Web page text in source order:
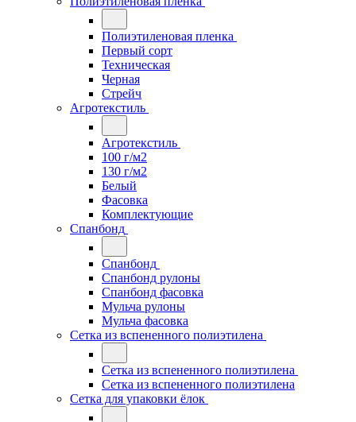
Полиэтиленовая пленка
Первый сорт
Техническая
Черная
Стрейч
Агротекстиль
Агротекстиль
100 г/м2
130 г/м2
Белый
Фасовка
Комплектующие
Спанбонд
Спанбонд
Спанбонд рулоны
Спанбонд фасовка
Мульча рулоны
Мульча фасовка
Сетка из вспененного полиэтилена
Сетка из вспененного полиэтилена
Сетка из вспененного полиэтилена
Сетка для упаковки ёлок